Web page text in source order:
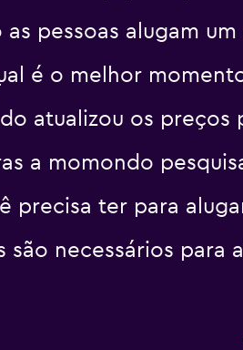
pessoas alugam
é o melhor
atualizou os preços
a momondo
precisa ter para
são necessários para